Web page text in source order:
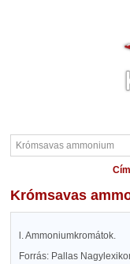
Krómsavas
l. Ammoniumkromátok.
Forrás: Pallas